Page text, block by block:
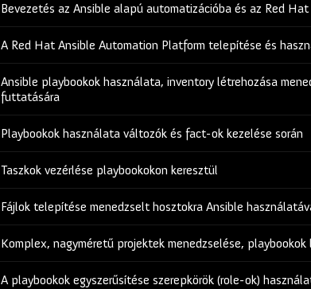
Bevezetés az Ansible alapú automatizációba és az Red
A Red Hat Ansible Automation Platform telepítése és
Ansible playbookok használata, inventory létrehozása
futtatására
Playbookok használata változók és fact-ok kezelése során
Taszkok vezérlése playbookokon keresztül
Fájlok telepítése menedzselt hosztokra Ansible
Komplex, nagyméretű projektek menedzselése,
A playbookok egyszerűsítése szerepkörök (role-ok)